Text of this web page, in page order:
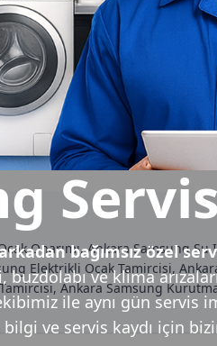
bağımsız özel
ve klima
ile aynı gün servis
ve servis kaydı için
Onarımı, Ankara Samsung Su
Elektrikli Ocak Tamircisi,
Ankara Samsung